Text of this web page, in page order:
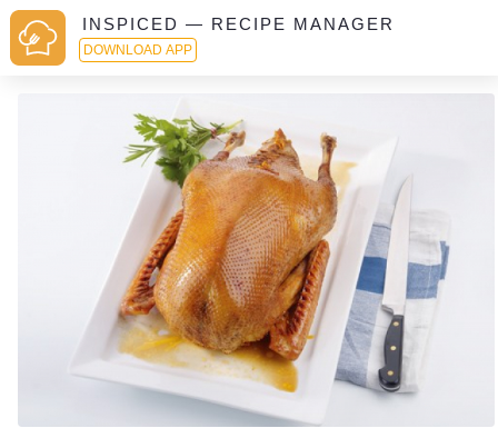
INSPICED — RECIPE MANAGER
DOWNLOAD APP